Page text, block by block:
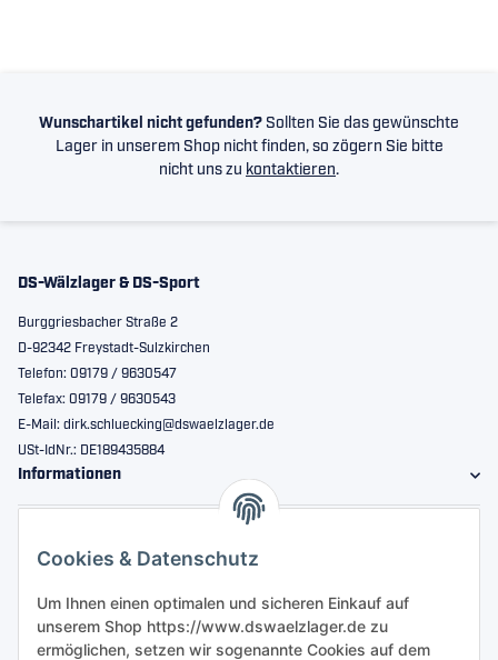
Cookies & Datenschutz
Um Ihnen einen optimalen und sicheren Einkauf auf
unserem Shop https://www.dswaelzlager.de zu
ermöglichen, setzen wir sogenannte Cookies auf dem
Wunschartikel nicht gefunden? Sollten Sie das gewünschte
Lager in unserem Shop nicht finden, so zögern Sie bitte
nicht uns zu kontaktieren.
DS-Wälzlager & DS-Sport
Burggriesbacher Straße 2
D-92342 Freystadt-Sulzkirchen
Telefon: 09179 / 9630547
Telefax: 09179 / 9630543
E-Mail: dirk.schluecking@dswaelzlager.de
USt-IdNr.: DE189435884
Informationen
Sicher bestellen